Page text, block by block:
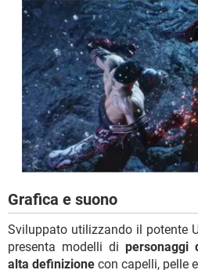
Grafica e suono
Sviluppato utilizzando il potente
presenta modelli di personaggi
alta definizione con capelli, pelle